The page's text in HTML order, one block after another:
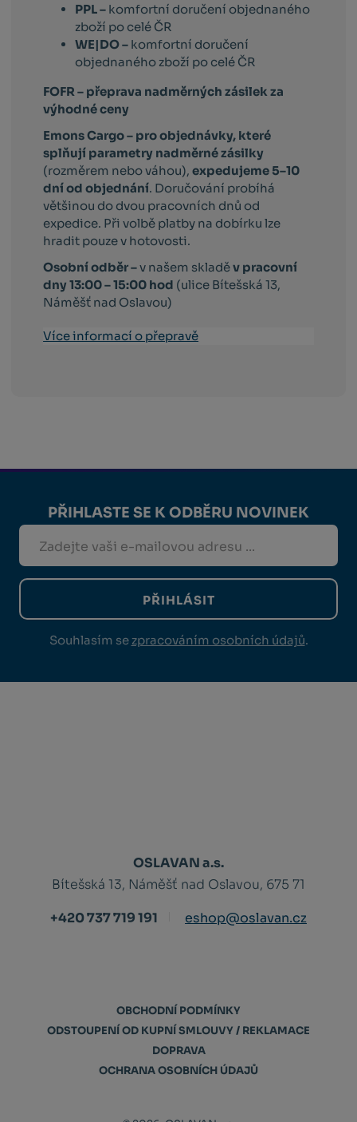
PPL – komfortní doručení objednaného
zboží po celé ČR
WE|DO – komfortní doručení
objednaného zboží po celé ČR
FOFR – přeprava nadměrných zásilek za
výhodné ceny
Emons Cargo – pro objednávky, které
splňují parametry nadměrné zásilky
(rozměrem nebo váhou),expedujeme 5–10
dní od objednání. Doručování probíhá
většinou do dvou pracovních dnů od
expedice. Při volbě platby na dobírku lze
hradit pouze v hotovosti.
Osobní odběr –v našem skladěv pracovní
dny 13:00 – 15:00 hod (ulice Bítešská 13,
Náměšť nad Oslavou)
Více informací o přepravě
PŘIHLASTE SE K ODBĚRU NOVINEK
PŘIHLÁSIT
Souhlasím se zpracováním osobních údajů.
OSLAVAN a.s.
Bítešská 13, Náměšť nad Oslavou, 675 71
+420 737 719 191
eshop@oslavan.cz
OBCHODNÍ PODMÍNKY
ODSTOUPENÍ OD KUPNÍ SMLOUVY / REKLAMACE
DOPRAVA
OCHRANA OSOBNÍCH ÚDAJŮ